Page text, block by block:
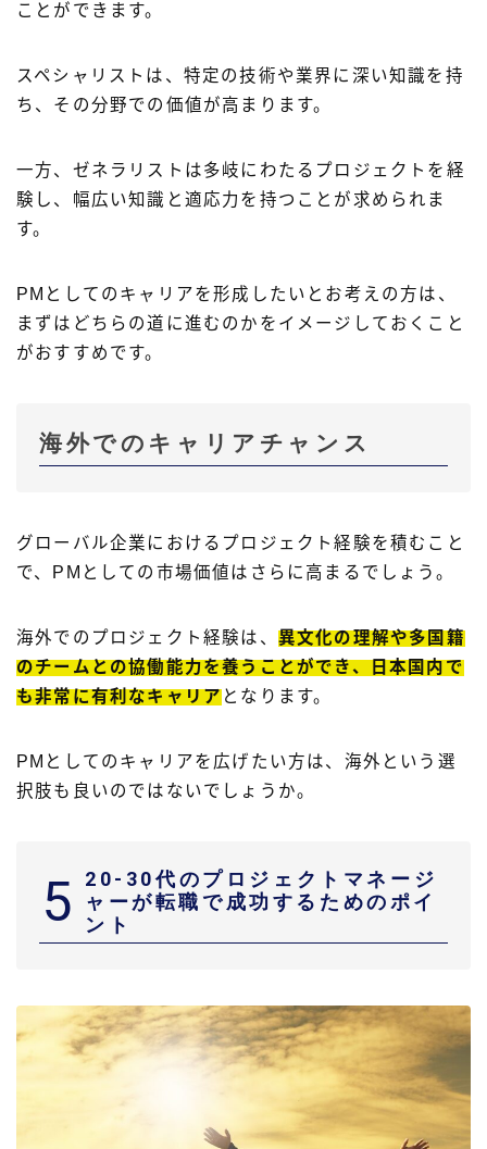
ことができます。
スペシャリストは、特定の技術や業界に深い知識を持
ち、その分野での価値が高まります。
一方、ゼネラリストは多岐にわたるプロジェクトを経
験し、幅広い知識と適応力を持つことが求められま
す。
PMとしてのキャリアを形成したいとお考えの方は、
まずはどちらの道に進むのかをイメージしておくこと
がおすすめです。
海外でのキャリアチャンス
グローバル企業におけるプロジェクト経験を積むこと
で、PMとしての市場価値はさらに高まるでしょう。
海外でのプロジェクト経験は、 異文化の理解や多国籍
のチームとの協働能力を養うことができ、日本国内で
も非常に有利なキャリア となります。
PMとしてのキャリアを広げたい方は、海外という選
択肢も良いのではないでしょうか。
5
20-30代のプロジェクトマネージ
ャーが転職で成功するためのポイ
ント